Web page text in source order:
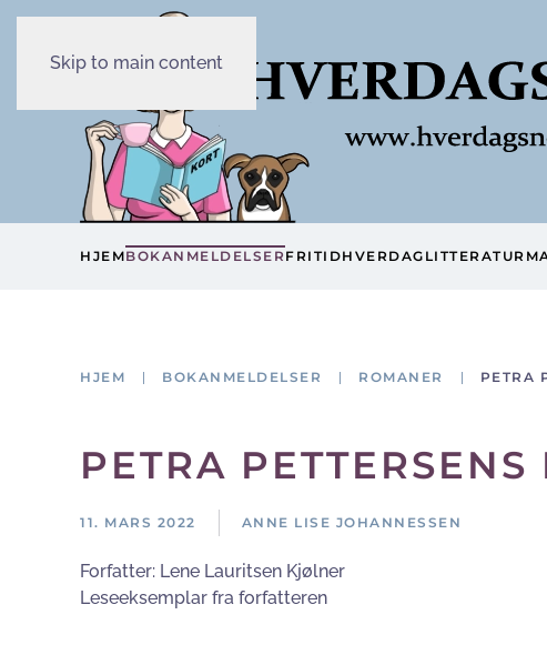
Skip to main content
HJEMBOKANMELDELSER FRITIDHVERDAG LITTERATUR
HJEM BOKANMELDELSER ROMANER PETRA
PETRA
11. MARS 2022 ANNE LISE JOHANNESSEN
Forfatter: Lene Lauritsen Kjølner
Leseeksemplar fra forfatteren